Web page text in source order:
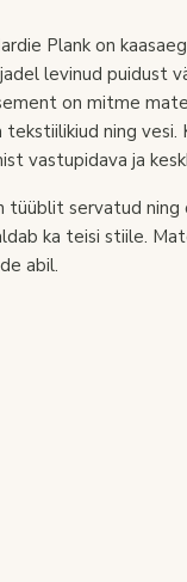
Plank on
levinud puidust
on mitme
ning
vastupidava ja
tüüblit servatud
ka teisi stiile.
abil.